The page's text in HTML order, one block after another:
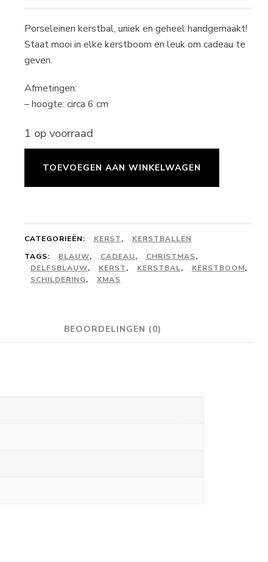
Porseleinen kerstbal, uniek en geheel handgemaakt!
Staat mooi in elke kerstboom en leuk om cadeau te
geven.
Afmetingen:
– hoogte: circa 6 cm
1 op voorraad
delfsblauw
-
#07
TOEVOEGEN AAN WINKELWAGEN
CATEGORIEËN: KERST,
KERSTBALLEN
TAGS:
BLAUW, CADEAU, CHRISTMAS,
DELFSBLAUW, KERST, KERSTBAL, KERSTBOOM,
SCHILDERING, XMAS
BEOORDELINGEN (0)